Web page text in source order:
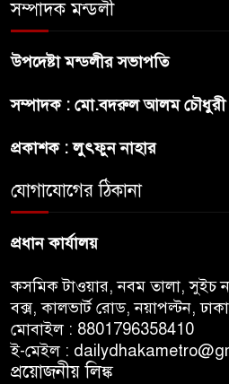
বন্ধুত্ব :
সম্পাদক মন্ডলী
উপদেষ্টা মন্ডলীর সভাপতি
সম্পাদক : মো.বদরুল আলম চৌধুরী
প্রকাশক : লুৎফুন নাহার
যোগাযোগের ঠিকানা
প্রধান কার্যালয়
কসমিক টাওয়ার, নবম তালা, সুইচ
বক্স, কালভার্ট রোড, নয়াপল্টন,
মোবাইল : 8801796358410
ই-মেইল :
প্রয়োজনীয় লিঙ্ক